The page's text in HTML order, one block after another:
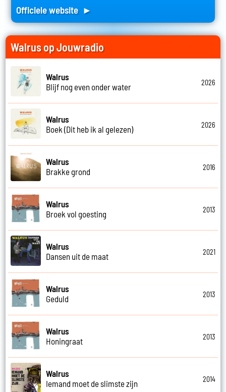
Officiele website ►
Walrus op Jouwradio
Walrus
Blijf nog even onder water
2026
Walrus
Boek (Dit heb ik al gelezen)
2026
Walrus
Brakke grond
2016
Walrus
Broek vol goesting
2013
Walrus
Dansen uit de maat
2021
Walrus
Geduld
2013
Walrus
Honingraat
2013
Walrus
Iemand moet de slimste zijn
2014